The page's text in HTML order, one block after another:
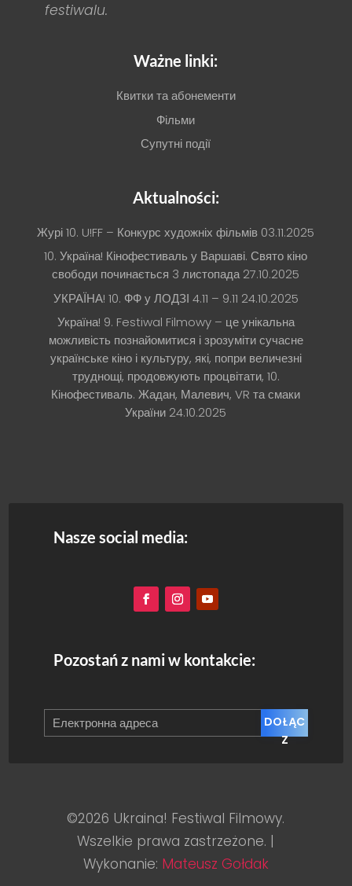
festiwalu.
Ważne linki:
Квитки та абонементи
Фільми
Супутні події
Aktualności:
Журі 10. U!FF – Конкурс художніх фільмів 03.11.2025
10. Україна! Кінофестиваль у Варшаві. Свято кіно
свободи починається 3 листопада 27.10.2025
УКРАЇНА! 10. ФФ у ЛОДЗІ 4.11 – 9.11 24.10.2025
Україна! 9. Festiwal Filmowy – це унікальна
можливість познайомитися і зрозуміти сучасне
українське кіно і культуру, які, попри величезні
труднощі, продовжують процвітати, 10.
Кінофестиваль. Жадан, Малевич, VR та смаки
України 24.10.2025
Nasze social media:
Pozostań z nami w kontakcie:
DOŁĄC
Z
©2026 Ukraina! Festiwal Filmowy.
Wszelkie prawa zastrzeżone. |
Wykonanie: Mateusz Gołdak